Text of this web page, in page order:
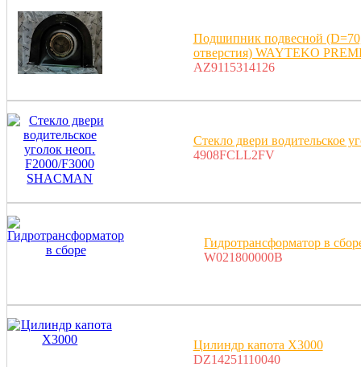
Подшипник подвесной
отверстия) WAYTEKO
AZ9115314126
Стекло двери водительское
4908FCLL2FV
Гидротрансформатор в
W021800000B
Цилиндр капота X3000
DZ14251110040